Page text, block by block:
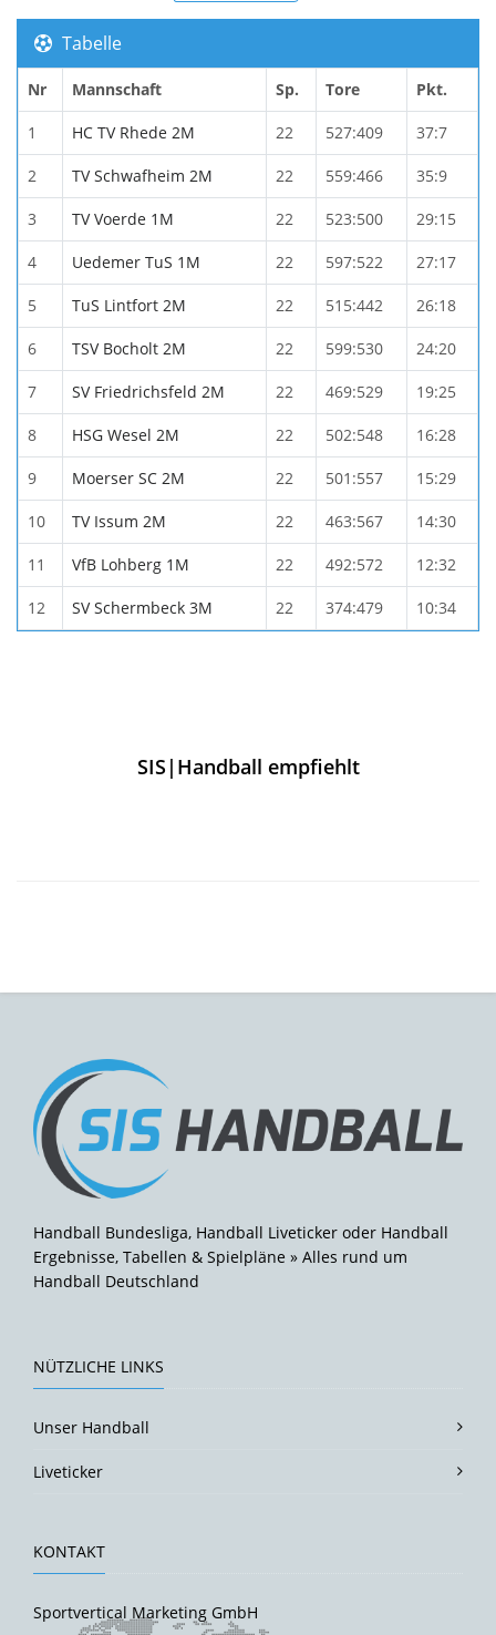
Tabelle
Nr Mannschaft Sp. Tore Pkt.
1 HC TV Rhede 2M 22 527:409 37:7
2 TV Schwafheim 2M 22 559:466 35:9
3 TV Voerde 1M 22 523:500 29:15
4 Uedemer TuS 1M 22 597:522 27:17
5 TuS Lintfort 2M 22 515:442 26:18
6 TSV Bocholt 2M 22 599:530 24:20
7 SV Friedrichsfeld 2M 22 469:529 19:25
8 HSG Wesel 2M 22 502:548 16:28
9 Moerser SC 2M 22 501:557 15:29
10 TV Issum 2M 22 463:567 14:30
11 VfB Lohberg 1M 22 492:572 12:32
12 SV Schermbeck 3M 22 374:479 10:34
SIS|Handball empfiehlt
Handball Bundesliga, Handball Liveticker oder Handball
Ergebnisse, Tabellen & Spielpläne » Alles rund um
Handball Deutschland
NÜTZLICHE LINKS
Unser Handball
Liveticker
KONTAKT
Sportvertical Marketing GmbH